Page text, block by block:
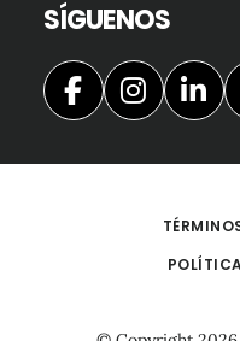
SÍGUENOS